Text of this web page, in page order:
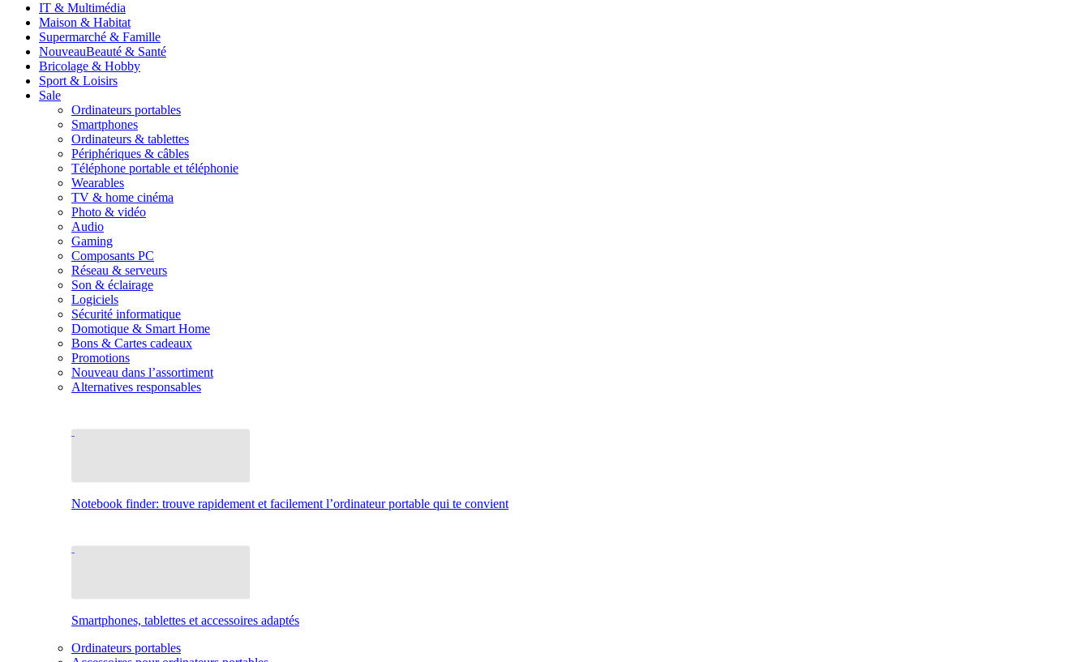
IT & Multimédia
Maison & Habitat
Supermarché & Famille
NouveauBeauté & Santé
Bricolage & Hobby
Sport & Loisirs
Sale
Ordinateurs portables
Smartphones
Ordinateurs & tablettes
Périphériques & câbles
Téléphone portable et téléphonie
Wearables
TV & home cinéma
Photo & vidéo
Audio
Gaming
Composants PC
Réseau & serveurs
Son & éclairage
Logiciels
Sécurité informatique
Domotique & Smart Home
Bons & Cartes cadeaux
Promotions
Nouveau dans l’assortiment
Alternatives responsables
Notebook finder: trouve rapidement et facilement l’ordinateur portable qui te convient
Smartphones, tablettes et accessoires adaptés
Ordinateurs portables